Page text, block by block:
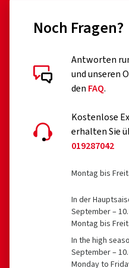
Erweiterung der EU VO
Rennreifen
Traktion, z.B.
Notreifen des Typs T
Reifen für Felgen mit
mm oder ≥ 635 mm
Kundenbewertungen
Norbert H., Deutschland
Die Reifen machen einen
durchschnittlichen
Lediglich bei
Noch Fragen?
Antworten
und unseren
den FAQ.
Kostenlose
erhalten Sie
019287042
Montag bis
In der
September –
Montag bis
In the high
September –
Monday to